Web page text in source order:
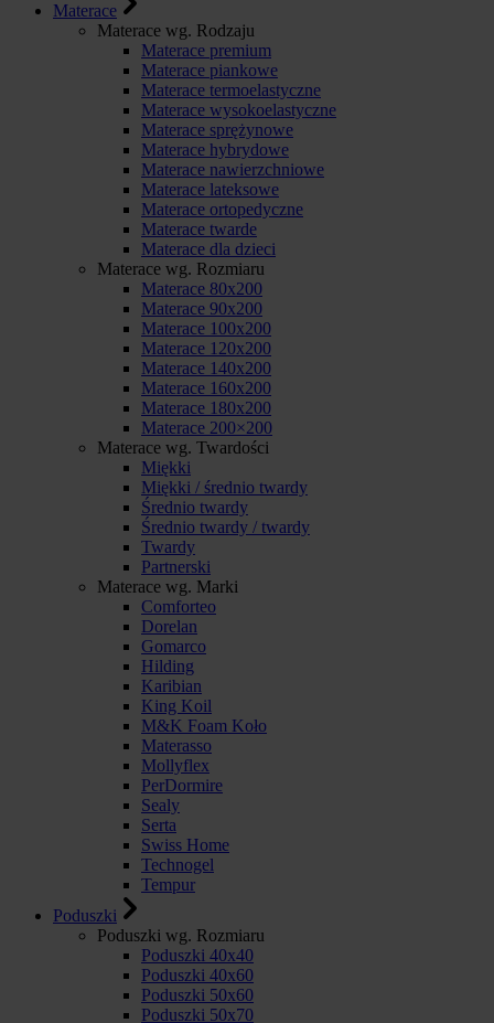
Materace
Materace wg. Rodzaju
Materace premium
Materace piankowe
Materace termoelastyczne
Materace wysokoelastyczne
Materace sprężynowe
Materace hybrydowe
Materace nawierzchniowe
Materace lateksowe
Materace ortopedyczne
Materace twarde
Materace dla dzieci
Materace wg. Rozmiaru
Materace 80x200
Materace 90x200
Materace 100x200
Materace 120x200
Materace 140x200
Materace 160x200
Materace 180x200
Materace 200×200
Materace wg. Twardości
Miękki
Miękki / średnio twardy
Średnio twardy
Średnio twardy / twardy
Twardy
Partnerski
Materace wg. Marki
Comforteo
Dorelan
Gomarco
Hilding
Karibian
King Koil
M&K Foam Koło
Materasso
Mollyflex
PerDormire
Sealy
Serta
Swiss Home
Technogel
Tempur
Poduszki
Poduszki wg. Rozmiaru
Poduszki 40x40
Poduszki 40x60
Poduszki 50x60
Poduszki 50x70